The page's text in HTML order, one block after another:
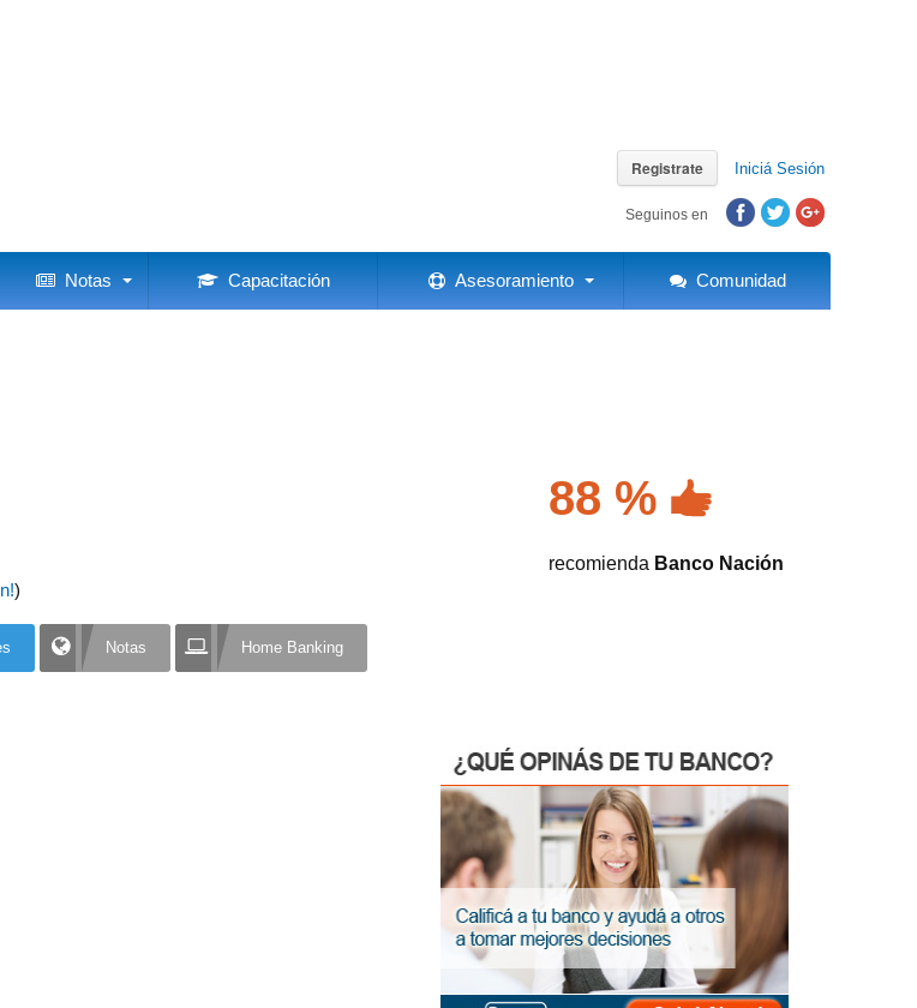
Registrate Iniciá Sesión
Seguinos en
Notas Capacitación Asesoramiento Comunidad
)
88 %
recomienda Banco Nación
Notas Home Banking